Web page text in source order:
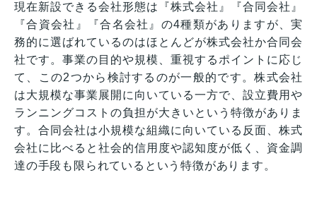
現在新設できる会社形態は『株式会社』『合同会社』
『合資会社』『合名会社』の4種類がありますが、実
務的に選ばれているのはほとんどが株式会社か合同会
社です。事業の目的や規模、重視するポイントに応じ
て、この2つから検討するのが一般的です。株式会社
は大規模な事業展開に向いている一方で、設立費用や
ランニングコストの負担が大きいという特徴がありま
す。合同会社は小規模な組織に向いている反面、株式
会社に比べると社会的信用度や認知度が低く、資金調
達の手段も限られているという特徴があります。